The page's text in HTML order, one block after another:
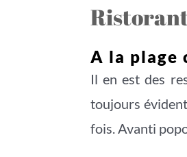
A la plage
Il en est des
toujours
fois. Avanti